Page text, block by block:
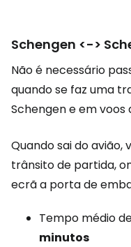
Schengen <->
Não é necessário
quando se faz uma
Schengen e em voos
Quando sai do
trânsito de partida,
ecrã a porta de
Tempo médio
minutos